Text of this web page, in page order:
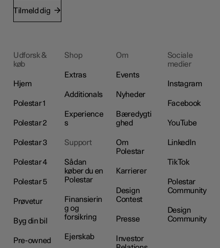
Tilmeld dig
Udforsk &
køb
Hjem
Polestar 1
Polestar 2
Polestar 3
Polestar 4
Polestar 5
Prøvetur
Byg din bil
Pre-owned
Shop
Extras
Additionals
Experience
s
Support
Sådan
køber du en
Polestar
Finansierin
g og
forsikring
Ejerskab
Om
Events
Nyheder
Bæredygti
ghed
Om
Polestar
Karrierer
Design
Contest
Presse
Investor
Sociale
medier
Instagram
Facebook
YouTube
LinkedIn
TikTok
Polestar
Community
Design
Community